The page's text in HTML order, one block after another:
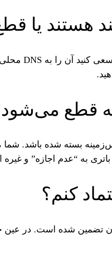
هستند یا
قطع
به “عدم اجازه” و